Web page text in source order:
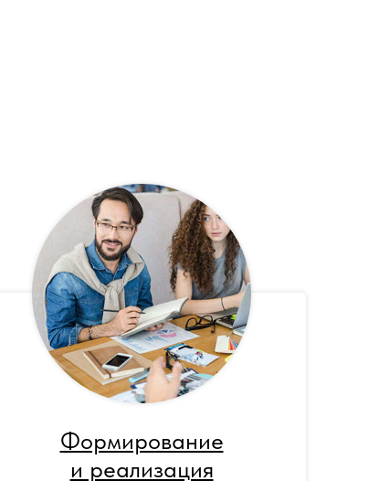
Формирование
и реализация